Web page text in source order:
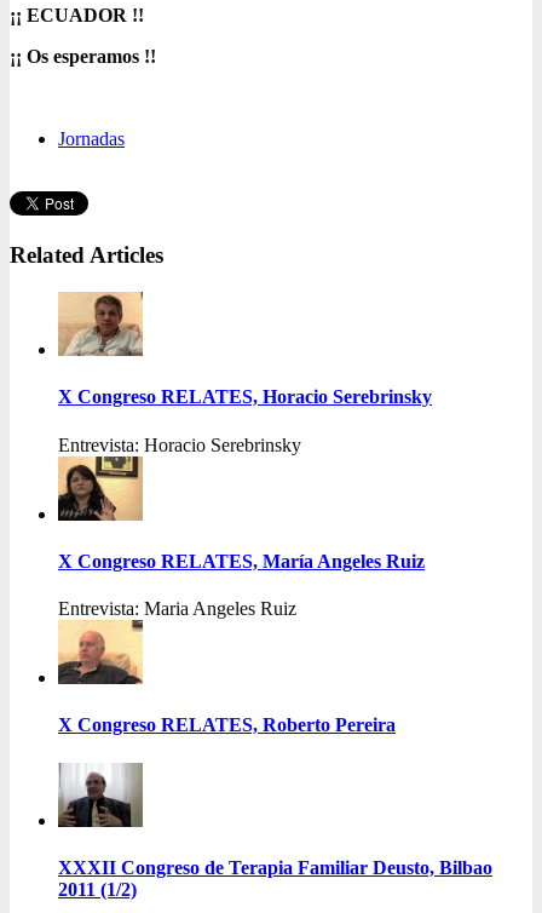
¡¡ ECUADOR !!
¡¡ Os esperamos !!
Jornadas
Related Articles
X Congreso RELATES, Horacio Serebrinsky
Entrevista: Horacio Serebrinsky
X Congreso RELATES, María Angeles Ruiz
Entrevista: Maria Angeles Ruiz
X Congreso RELATES, Roberto Pereira
XXXII Congreso de Terapia Familiar Deusto, Bilbao
2011 (1/2)